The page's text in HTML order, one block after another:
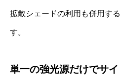
拡散シェードの利用も併用す
す。
単一の強光源だけでサ